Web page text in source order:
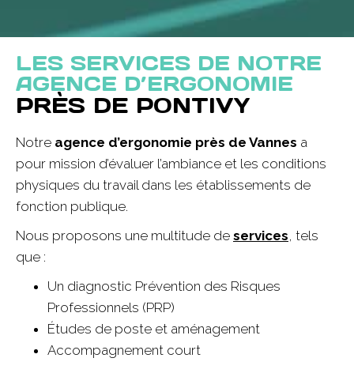
LES SERVICES DE NOTRE
AGENCE D’ERGONOMIE
PRÈS DE PONTIVY
Notre agence d’ergonomie près de Vannes a
pour mission d’évaluer l’ambiance et les conditions
physiques du travail dans les établissements de
fonction publique.
Nous proposons une multitude de services, tels
que :
Un diagnostic Prévention des Risques
Professionnels (PRP)
Études de poste et aménagement
Accompagnement court